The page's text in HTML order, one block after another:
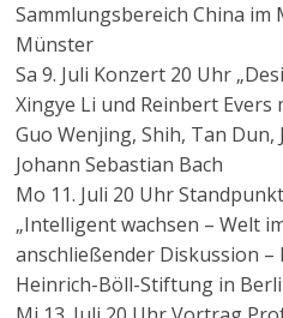
Sammlungsbereich China
Münster
Sa 9. Juli Konzert 20 Uhr
Xingye Li und Reinbert
Guo Wenjing, Shih, Tan
Johann Sebastian Bach
Mo 11. Juli 20 Uhr
„Intelligent wachsen – Welt
anschließender Diskussion –
Heinrich-Böll-Stiftung in